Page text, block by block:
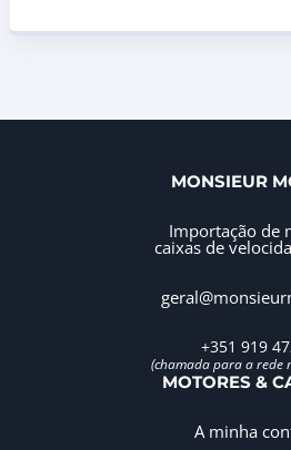
MONSIEUR
Importação de
caixas de
+351 919
(chamada para a rede
MOTORES &
A minha